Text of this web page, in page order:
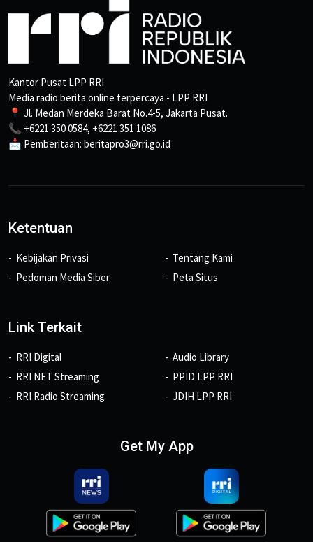
Kantor Pusat LPP RRI
Media radio berita online terpercaya - LPP RRI
📍 Jl. Medan Merdeka Barat No.4-5, Jakarta Pusat.
📞 +6221 350 0584, +6221 351 1086
📩 Pemberitaan: beritapro3@rri.go.id
Ketentuan
Kebijakan Privasi
Pedoman Media Siber
Tentang Kami
Peta Situs
Link Terkait
RRI Digital
RRI NET Streaming
RRI Radio Streaming
Audio Library
PPID LPP RRI
JDIH LPP RRI
Get My App